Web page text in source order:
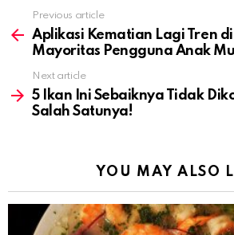
more
Previous article
Aplikasi Kematian Lagi Tren
Mayoritas Pengguna Anak
Next article
5 Ikan Ini Sebaiknya Tidak
Salah Satunya!
YOU MAY ALSO